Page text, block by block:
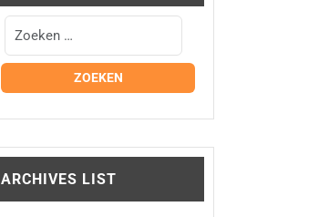
ARCHIVES LIST